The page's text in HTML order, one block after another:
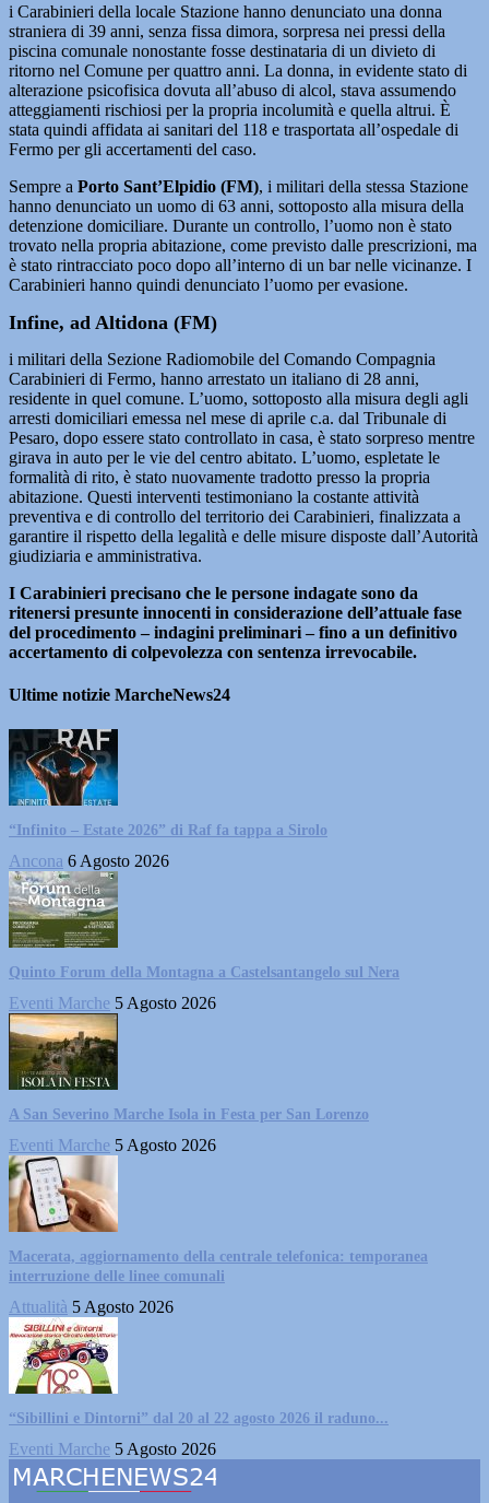
i Carabinieri della locale Stazione hanno denunciato una donna
straniera di 39 anni, senza fissa dimora, sorpresa nei pressi della
piscina comunale nonostante fosse destinataria di un divieto di
ritorno nel Comune per quattro anni. La donna, in evidente stato di
alterazione psicofisica dovuta all’abuso di alcol, stava assumendo
atteggiamenti rischiosi per la propria incolumità e quella altrui. È
stata quindi affidata ai sanitari del 118 e trasportata all’ospedale di
Fermo per gli accertamenti del caso.
Sempre a Porto Sant’Elpidio (FM), i militari della stessa Stazione
hanno denunciato un uomo di 63 anni, sottoposto alla misura della
detenzione domiciliare. Durante un controllo, l’uomo non è stato
trovato nella propria abitazione, come previsto dalle prescrizioni, ma
è stato rintracciato poco dopo all’interno di un bar nelle vicinanze. I
Carabinieri hanno quindi denunciato l’uomo per evasione.
Infine, ad Altidona (FM)
i militari della Sezione Radiomobile del Comando Compagnia
Carabinieri di Fermo, hanno arrestato un italiano di 28 anni,
residente in quel comune. L’uomo, sottoposto alla misura degli agli
arresti domiciliari emessa nel mese di aprile c.a. dal Tribunale di
Pesaro, dopo essere stato controllato in casa, è stato sorpreso mentre
girava in auto per le vie del centro abitato. L’uomo, espletate le
formalità di rito, è stato nuovamente tradotto presso la propria
abitazione. Questi interventi testimoniano la costante attività
preventiva e di controllo del territorio dei Carabinieri, finalizzata a
garantire il rispetto della legalità e delle misure disposte dall’Autorità
giudiziaria e amministrativa.
I Carabinieri precisano che le persone indagate sono da
ritenersi presunte innocenti in considerazione dell’attuale fase
del procedimento – indagini preliminari – fino a un definitivo
accertamento di colpevolezza con sentenza irrevocabile.
Ultime notizie MarcheNews24
“Infinito – Estate 2026” di Raf fa tappa a Sirolo
Ancona 6 Agosto 2026
Quinto Forum della Montagna a Castelsantangelo sul Nera
Eventi Marche 5 Agosto 2026
A San Severino Marche Isola in Festa per San Lorenzo
Eventi Marche 5 Agosto 2026
Macerata, aggiornamento della centrale telefonica: temporanea
interruzione delle linee comunali
Attualità 5 Agosto 2026
“Sibillini e Dintorni” dal 20 al 22 agosto 2026 il raduno...
Eventi Marche 5 Agosto 2026